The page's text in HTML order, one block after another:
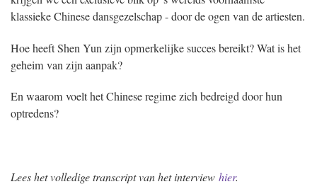
klassieke Chinese dansgezelschap - door de ogen van de artiesten.
Hoe heeft Shen Yun zijn opmerkelijke succes bereikt? Wat is het
geheim van zijn aanpak?
En waarom voelt het Chinese regime zich bedreigd door hun
optredens?
Lees het volledige transcript van het interview hier.